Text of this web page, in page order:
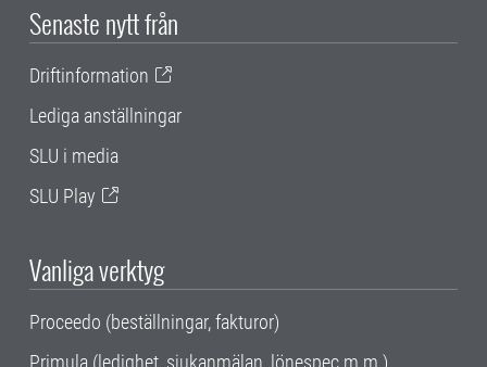
Senaste nytt från
Driftinformation
Lediga anställningar
SLU i media
SLU Play
Vanliga verktyg
Proceedo (beställningar, fakturor)
Primula (ledighet, sjukanmälan, lönespec m.m.)